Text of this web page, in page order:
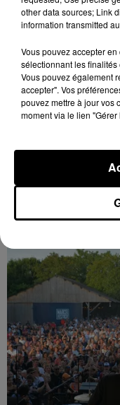
other data sources; Link
information transmitted
Vous pouvez accepter
sélectionnant les finalités
Vous pouvez également
accepter". Vos
pouvez mettre à jour vos
moment via le lien